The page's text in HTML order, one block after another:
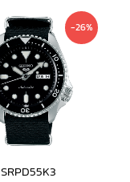
-26%
SRPD55K3
Original
price
was:
11,700 ฿.
price